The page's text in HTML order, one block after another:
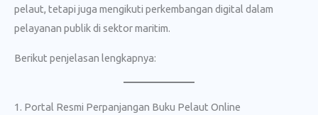
pelaut, tetapi juga mengikuti perkembangan digital dalam
pelayanan publik di sektor maritim.
Berikut penjelasan lengkapnya:
1. Portal Resmi Perpanjangan Buku Pelaut Online